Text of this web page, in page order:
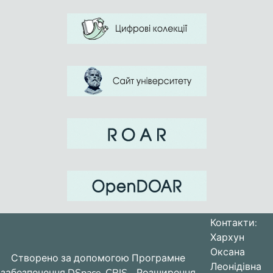
the terrain, the presence of boundary
zones.
Створено за допомогою Програмне
Контакти:
Хархун
Оксана
Леонідівна